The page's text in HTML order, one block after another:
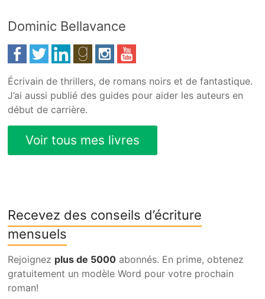
Dominic Bellavance
Écrivain de thrillers, de romans noirs et de fantastique.
J’ai aussi publié des guides pour aider les auteurs en
début de carrière.
Recevez des conseils d’écriture
mensuels
Rejoignez plus de 5000 abonnés. En prime, obtenez
gratuitement un modèle Word pour votre prochain
roman!